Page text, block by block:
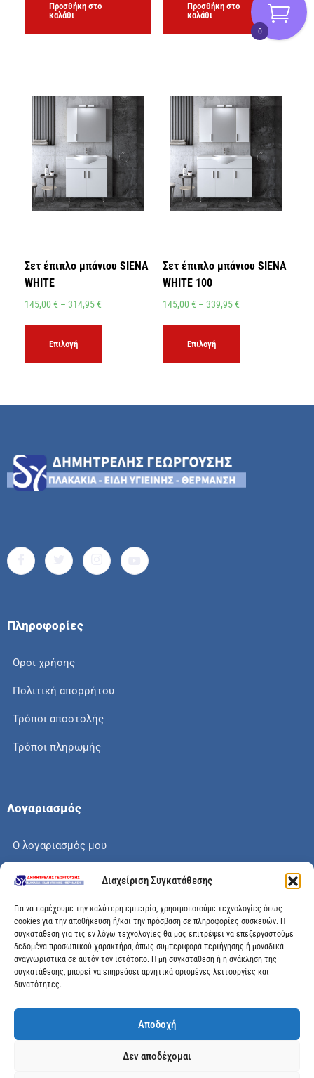
Διαχείριση Συγκατάθεσης
Για να παρέχουμε την καλύτερη εμπειρία, χρησιμοποιούμε τεχνολογίες όπως
cookies για την αποθήκευση ή/και την πρόσβαση σε πληροφορίες συσκευών. Η
συγκατάθεση για τις εν λόγω τεχνολογίες θα μας επιτρέψει να επεξεργαστούμε
δεδομένα προσωπικού χαρακτήρα, όπως συμπεριφορά περιήγησης ή μοναδικά
αναγνωριστικά σε αυτόν τον ιστότοπο. Η μη συγκατάθεση ή η ανάκληση της
συγκατάθεσης, μπορεί να επηρεάσει αρνητικά ορισμένες λειτουργίες και
δυνατότητες.
Αποδοχή
Δεν αποδέχομαι
Προσθήκη στο
καλάθι
Προσθήκη στο
καλάθι
Σετ έπιπλο μπάνιου SIENA
WHITE
145,00 € – 314,95€
Επιλογή
Σετ έπιπλο μπάνιου SIENA
WHITE 100
145,00 € – 339,95€
Επιλογή
Πληροφορίες
Οροι χρήσης
Πολιτική απορρήτου
Τρόποι αποστολής
Τρόποι πληρωμής
Λογαριασμός
Ο λογαριασμός μου
Το καλάθι μου
Check out
Διεύθυνση
Μεγάλης Χώρας 89, Αγρίνιο, Τ.Κ: 30100
info@dimitrelis-georgousis.gr
0